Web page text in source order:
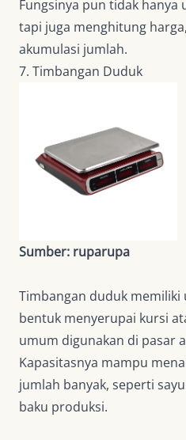
Fungsinya pun tidak
tapi juga menghitung
akumulasi jumlah.
7. Timbangan Duduk
Sumber: ruparupa
Timbangan duduk
bentuk menyerupai kursi
umum digunakan di pasar
Kapasitasnya mampu
jumlah banyak, seperti
baku produksi.